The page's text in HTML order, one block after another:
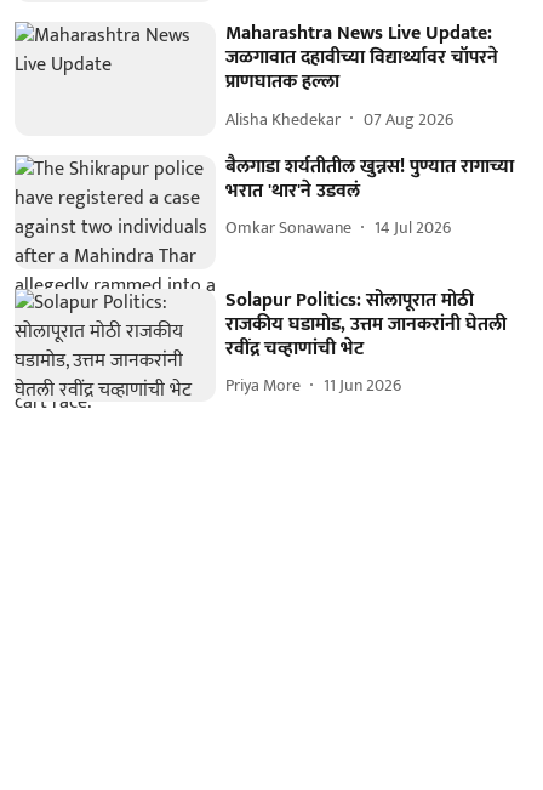
Maharashtra News Live Update:
जळगावात दहावीच्या विद्यार्थ्यावर चॉपरने
प्राणघातक हल्ला
Alisha Khedekar 07 Aug 2026
बैलगाडा शर्यतीतील खुन्नस! पुण्यात रागाच्या
भरात 'थार'ने उडवलं
Omkar Sonawane 14 Jul 2026
Solapur Politics: सोलापूरात मोठी
राजकीय घडामोड, उत्तम जानकरांनी घेतली
रवींद्र चव्हाणांची भेट
Priya More 11 Jun 2026